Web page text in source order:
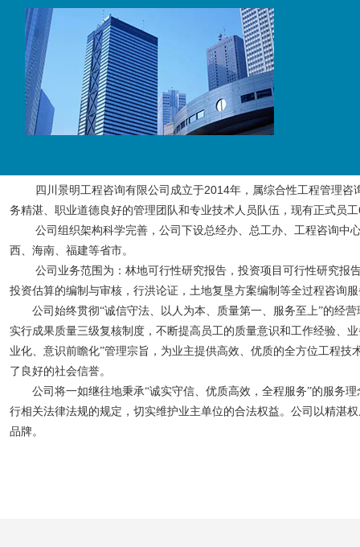
四川景明工程咨询有限公司成立于2014年，属综合性工程管理咨
务精湛、职业道德良好的管理团队和专业技术人员队伍，现有正式员工
公司组织架构科学完善，公司下设总经办、总工办、工程咨询中
西、海南、福建等省市。
公司业务范围为：林地可行性研究报告，投资项目可行性研究报
投资估算的编制与审核，行洪论证，土地复垦方案编制等全过程咨询
公司始终贯彻“诚信守法、以人为本、质量第一、服务至上”的经
实行成果质量三级复核制度，不断提高员工的质量意识和工作经验、
业化、意识前瞻化”管理宗旨，为业主提供高效、优质的全方位工程技
了良好的社会信誉。
公司将一如继往地秉承“诚实守信、优质高效，全程服务”的服务
行相关法律法规的规定，切实维护业主单位的合法权益。公司以精湛
品牌。